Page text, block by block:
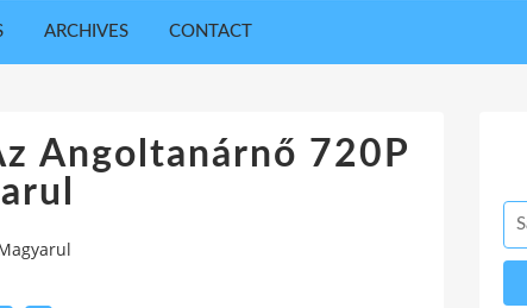
ARCHIVES CONTACT
Angoltanárnő 720P